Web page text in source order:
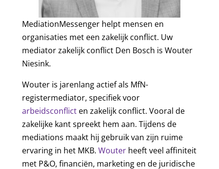
MediationMessenger helpt mensen en
organisaties met een zakelijk conflict. Uw
mediator zakelijk conflict Den Bosch is Wouter
Niesink.
Wouter is jarenlang actief als MfN-
registermediator, specifiek voor
arbeidsconflicten zakelijk conflict. Vooral de
zakelijke kant spreekt hem aan. Tijdens de
mediations maakt hij gebruik van zijn ruime
ervaring in het MKB. Wouterheeft veel affiniteit
met P&O, financiën, marketing en de juridische